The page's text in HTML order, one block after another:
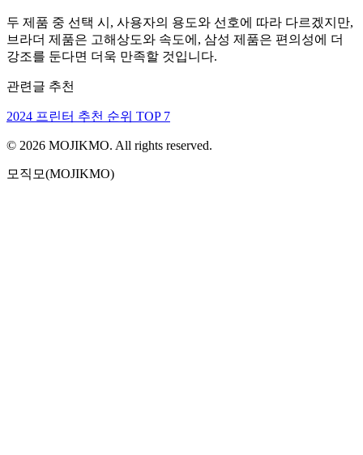
두 제품 중 선택 시, 사용자의 용도와 선호에 따라 다르겠지만,
브라더 제품은 고해상도와 속도에, 삼성 제품은 편의성에 더
강조를 둔다면 더욱 만족할 것입니다.
관련글 추천
2024 프린터 추천 순위 TOP 7
© 2026 MOJIKMO. All rights reserved.
모직모(MOJIKMO)